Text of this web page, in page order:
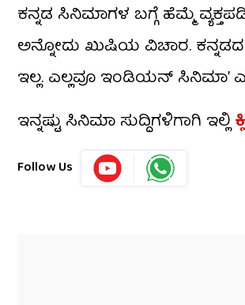
ಕನ್ನಡ ಸಿನಿಮಾಗಳ ಬಗ್ಗೆ ಹೆಮ್ಮೆ
ಅನ್ನೋದು ಖುಷಿಯ ವಿಚಾರ. ಕನ್ನಡದ
ಇಲ್ಲ. ಎಲ್ಲವೂ ಇಂಡಿಯನ್ ಸಿನಿಮಾ’
ಇನ್ನಷ್ಟು ಸಿನಿಮಾ ಸುದ್ದಿಗಳಿಗಾಗಿ ಇಲ್ಲಿ
Follow Us